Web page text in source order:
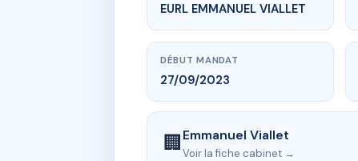
EURL EMMANUEL VIALLET
DÉBUT MANDAT
27/09/2023
🏢Emmanuel Viallet
Voir la fiche cabinet →